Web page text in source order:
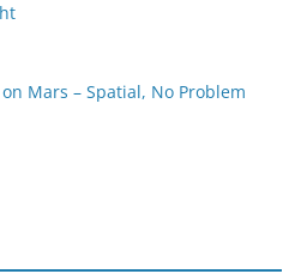
Mars – Spatial, No Problem